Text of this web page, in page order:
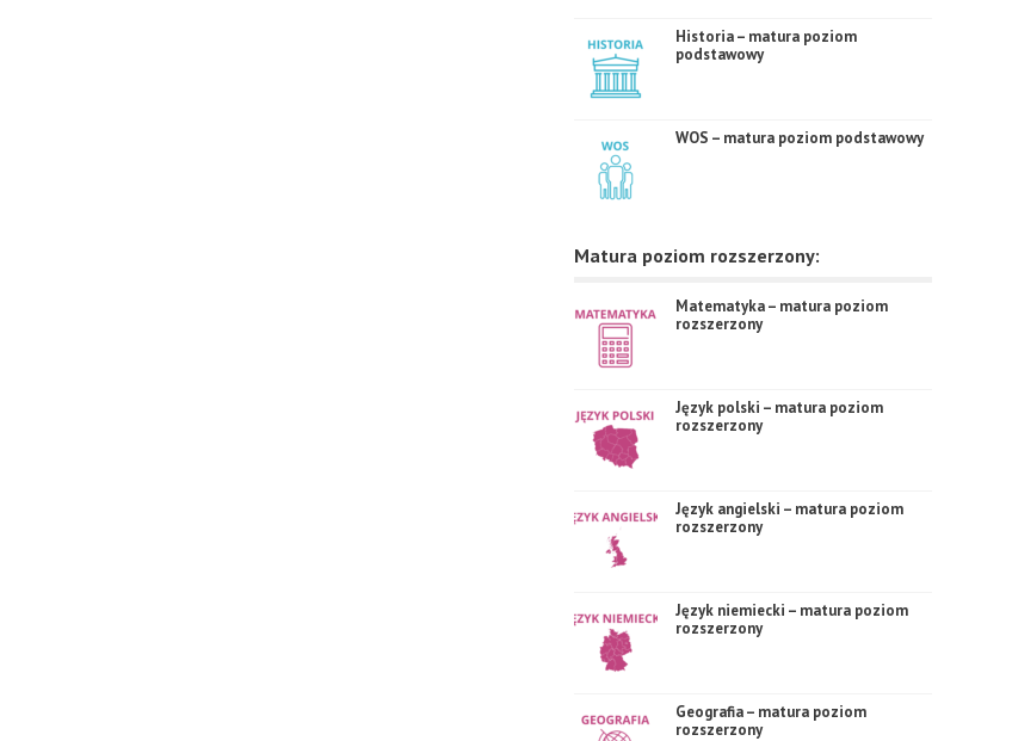
Historia – matura poziom
podstawowy
WOS – matura poziom podstawowy
Matura poziom rozszerzony:
Matematyka – matura poziom
rozszerzony
Język polski – matura poziom
rozszerzony
Język angielski – matura poziom
rozszerzony
Język niemiecki – matura poziom
rozszerzony
Geografia – matura poziom
rozszerzony